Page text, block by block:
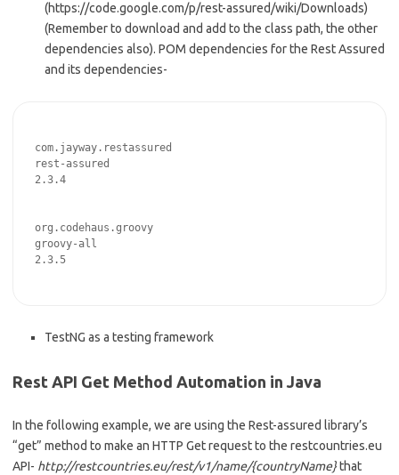
(https://code.google.com/p/rest-assured/wiki/Downloads)
(Remember to download and add to the class path, the other
dependencies also). POM dependencies for the Rest Assured
and its dependencies-
com.jayway.restassured
rest-assured
2.3.4
org.codehaus.groovy
groovy-all
2.3.5
TestNG as a testing framework
Rest API Get Method Automation in Java
In the following example, we are using the Rest-assured library’s
“get” method to make an HTTP Get request to the restcountries.eu
API- http://restcountries.eu/rest/v1/name/{countryName}that